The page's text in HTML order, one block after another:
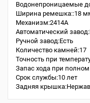
Водонепроницаемые
Ширина ремешка::18
Механизм:2414A
Автоматический
Ручной завод:Есть
Количество камней:17
Точность при
Запас хода при
Срок службы:10 лет
Задняя